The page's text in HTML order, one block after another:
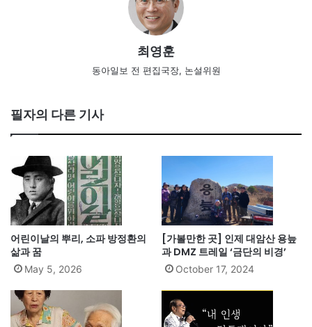
최영훈
동아일보 전 편집국장, 논설위원
필자의 다른 기사
어린이날의 뿌리, 소파 방정환의
삶과 꿈
May 5, 2026
[가볼만한 곳] 인제 대암산 용늪
과 DMZ 트레일 ‘금단의 비경’
October 17, 2024